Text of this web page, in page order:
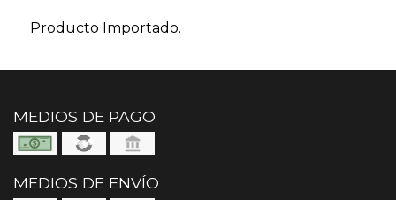
Producto Importado.
MEDIOS DE PAGO
MEDIOS DE ENVÍO